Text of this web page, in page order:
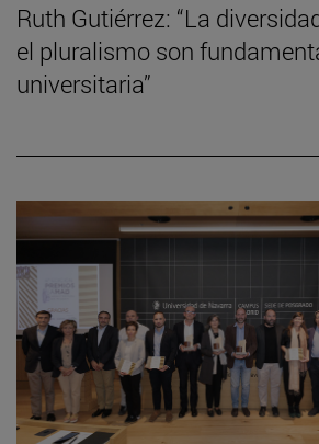
Ruth Gutiérrez: “La
el pluralismo son
universitaria”